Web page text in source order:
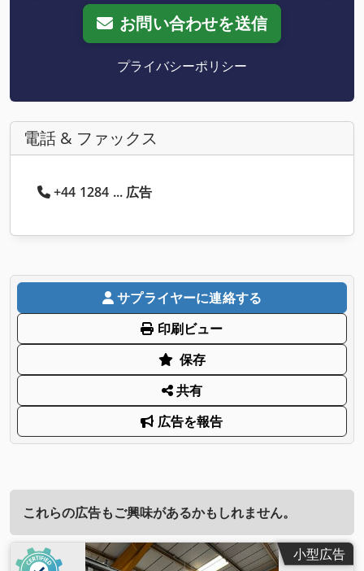
お問い合わせを送信
プライバシーポリシー
電話 & ファックス
+44 1284 ... 広告
サプライヤーに連絡する
印刷ビュー
保存
共有
広告を報告
これらの広告もご興味があるかもしれません。
小型広告